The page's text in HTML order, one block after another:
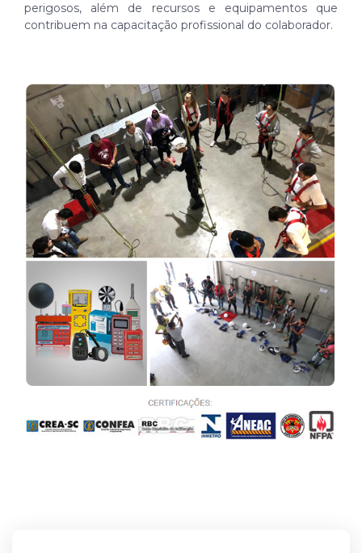
perigosos, além de recursos e equipamentos que
contribuem na capacitação profissional do colaborador.